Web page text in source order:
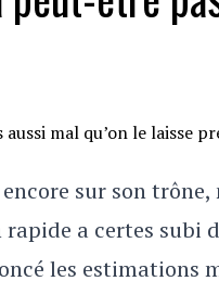
encore sur son
a certes subi
les estimations